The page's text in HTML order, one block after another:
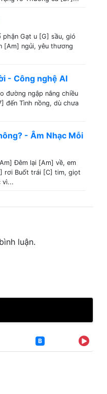
Gạt u [G] sầu, gió
[Am] ngủi, yêu thương
- Công nghệ AI
đường ngập nắng chiều
đến Tình nồng, dù chưa
- Âm Nhạc Mỗi
Đêm lại [Am] về, em
rơi Buốt trái [C] tim, giọt
vì...
luận.
B